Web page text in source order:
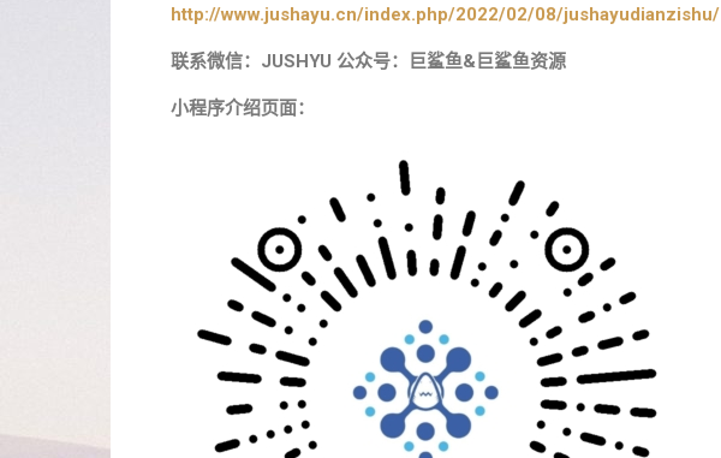
http://www.jushayu.cn/index.php/2022/02/08/jushayudianzishu/
联系微信：JUSHYU 公众号：巨鲨鱼&巨鲨鱼资源
小程序介绍页面：